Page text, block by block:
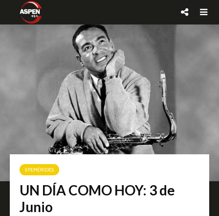
EFEMÉRIDES
UN DÍA COMO HOY: 3 de
Junio